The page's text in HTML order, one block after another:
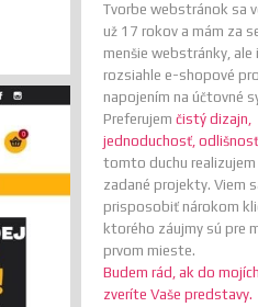
Tvorbe webstránok sa
už 17 rokov a mám za
menšie webstránky, ale
rozsiahle e-shopové
napojením na účtovné
Preferujem čistý dizajn,
jednoduchosť, odlišnosť
tomto duchu realizujem
zadané projekty. Viem
prisposobiť nárokom
ktorého záujmy sú pre
prvom mieste.
Budem rád, ak do
zveríte Vaše predstavy.